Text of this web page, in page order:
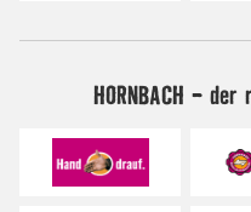
HORNBACH -